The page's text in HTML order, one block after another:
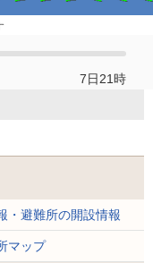
7日21時
・避難所の開設情報
マップ